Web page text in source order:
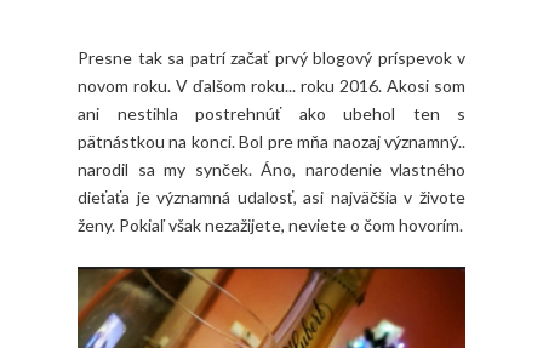
Presne tak sa patrí začať prvý blogový príspevok v
novom roku. V ďalšom roku... roku 2016. Akosi som
ani nestihla postrehnúť ako ubehol ten s
pätnástkou na konci. Bol pre mňa naozaj významný..
narodil sa my synček. Áno, narodenie vlastného
dieťaťa je významná udalosť, asi najväčšia v živote
ženy. Pokiaľ však nezažijete, neviete o čom hovorím.